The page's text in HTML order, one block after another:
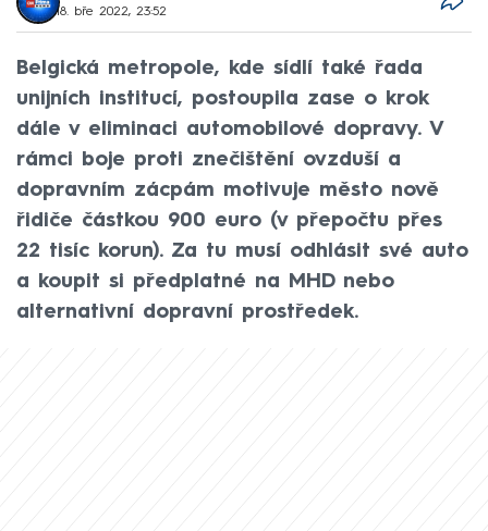
18. bře 2022, 23:52
Belgická metropole, kde sídlí také řada
unijních institucí, postoupila zase o krok
dále v eliminaci automobilové dopravy. V
rámci boje proti znečištění ovzduší a
dopravním zácpám motivuje město nově
řidiče částkou 900 euro (v přepočtu přes
22 tisíc korun). Za tu musí odhlásit své auto
a koupit si předplatné na MHD nebo
alternativní dopravní prostředek.